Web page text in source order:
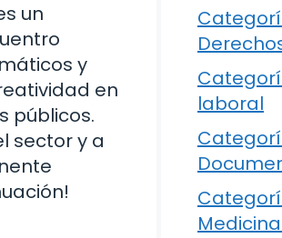
un
y
en
públicos.
sector y a
laboral